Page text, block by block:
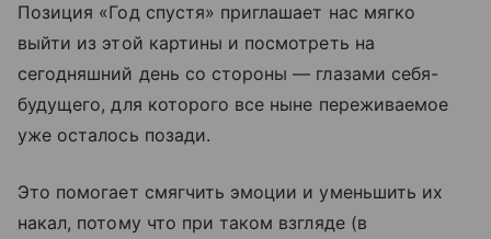
Позиция «Год спустя» приглашает нас мягко
выйти из этой картины и посмотреть на
сегодняшний день со стороны — глазами себя-
будущего, для которого все ныне переживаемое
уже осталось позади.
Это помогает смягчить эмоции и уменьшить их
накал, потому что при таком взгляде (в